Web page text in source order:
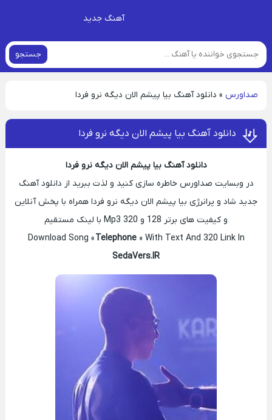
آهنگ جدید
جستجو
صداورس » دانلود آهنگ بیا پیشم الان دیگه نرو فردا
دانلود آهنگ بیا پیشم الان دیگه نرو فردا
دانلود آهنگ بیا پیشم الان دیگه نرو فردا
در وبسایت صداورس خاطره سازی کنید و لذت ببرید از دانلود آهنگ
جدید شاد و پرانرژی بیا پیشم الان دیگه نرو فردا همراه با پخش آنلاین
و کیفیت های برتر 128 و 320 Mp3 با لینک مستقیم
Download Song « Telephone» With Text And 320 Link In
SedaVers.IR